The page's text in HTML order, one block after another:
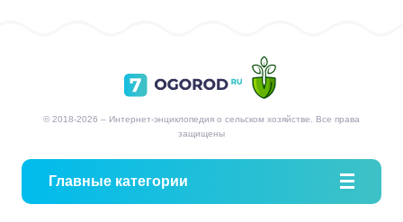
© 2018-2026 – Интернет-энциклопедия о сельском хозяйстве. Все права
защищены
Главные категории